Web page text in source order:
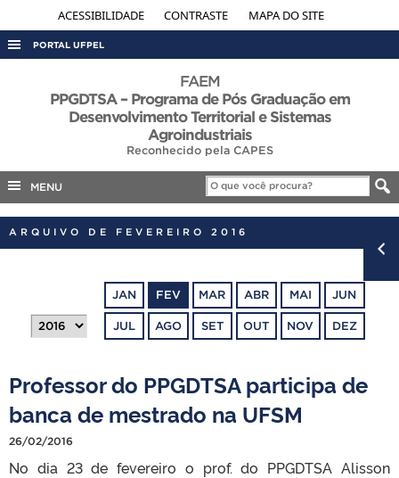
ACESSIBILIDADE CONTRASTE MAPA DO SITE
PORTAL UFPEL
AUDITORIA
INTERNACIONAL
TELEFONES
FAEM
PPGDTSA – Programa de Pós Graduação em
Desenvolvimento Territorial e Sistemas
Agroindustriais
Reconhecido pela CAPES
MENU
ARQUIVO DE FEVEREIRO 2016
JAN FEV MAR ABR MAI JUN
JUL AGO SET OUT NOV DEZ
Professor do PPGDTSA participa de
banca de mestrado na UFSM
26/02/2016
No dia 23 de fevereiro o prof. do PPGDTSA Alisson